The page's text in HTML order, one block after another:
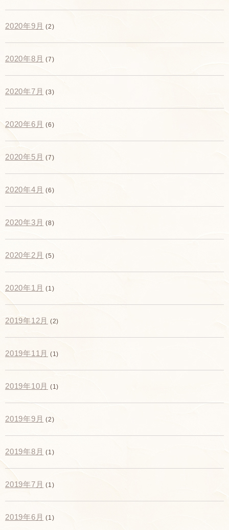
2020年9月 (2)
2020年8月 (7)
2020年7月 (3)
2020年6月 (6)
2020年5月 (7)
2020年4月 (6)
2020年3月 (8)
2020年2月 (5)
2020年1月 (1)
2019年12月 (2)
2019年11月 (1)
2019年10月 (1)
2019年9月 (2)
2019年8月 (1)
2019年7月 (1)
2019年6月 (1)